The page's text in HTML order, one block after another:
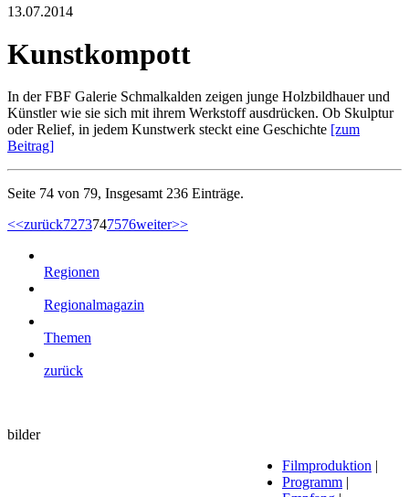
13.07.2014
Kunstkompott
In der FBF Galerie Schmalkalden zeigen junge Holzbildhauer und
Künstler wie sie sich mit ihrem Werkstoff ausdrücken. Ob Skulptur
oder Relief, in jedem Kunstwerk steckt eine Geschichte [zum
Beitrag]
Seite 74 von 79, Insgesamt 236 Einträge.
<<zurück7273747576weiter>>
Regionen
Regionalmagazin
Themen
zurück
bilder
Filmproduktion |
Programm |